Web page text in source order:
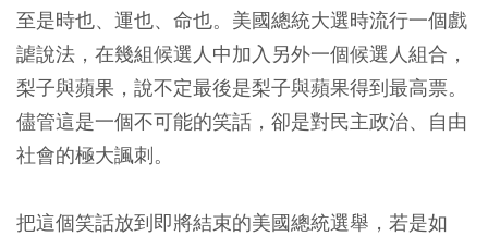
至是時也、運也、命也。美國總統大選時流行一個戲
謔說法，在幾組候選人中加入另外一個候選人組合，
梨子與蘋果，說不定最後是梨子與蘋果得到最高票。
儘管這是一個不可能的笑話，卻是對民主政治、自由
社會的極大諷刺。
把這個笑話放到即將結束的美國總統選舉，若是如